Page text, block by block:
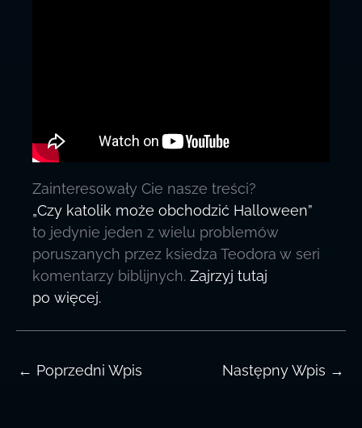
Zainteresowały Cie nasze treści?
„Czy katolik może obchodzić Halloween”
to jedynie jeden z wielu problemów
poruszanych przez ksiedza Teodora w seri
komentarzy biblijnych. Zajrzyj tutaj
po więcej.
← Poprzedni Wpis Następny Wpis →